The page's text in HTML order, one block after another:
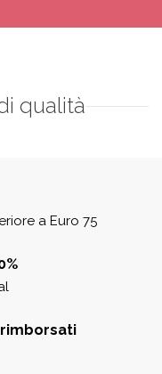
qualità
a Euro 75